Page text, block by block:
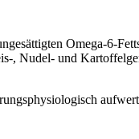
Omega-6-
, Nudel- und